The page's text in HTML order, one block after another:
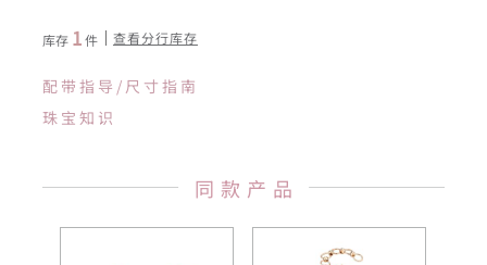
库存 1件 查看分行库存
配带指导/尺寸指南
珠宝知识
同款产品